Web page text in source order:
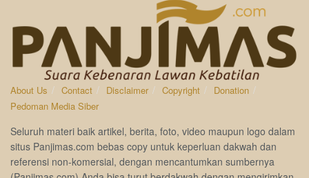
About Us Contact Disclaimer Copyright
Donation
Pedoman Media Siber
Seluruh materi baik artikel, berita, foto, video maupun logo dalam
situs Panjimas.com bebas copy untuk keperluan dakwah dan
referensi non-komersial, dengan mencantumkan sumbernya